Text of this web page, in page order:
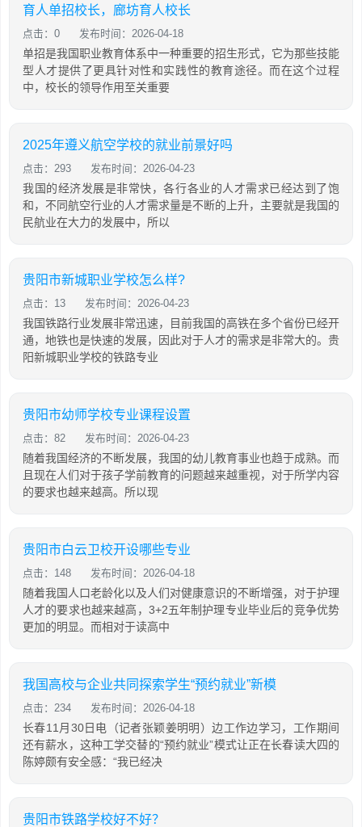
育人单招校长，廊坊育人校长
点击：0 发布时间：2026-04-18
单招是我国职业教育体系中一种重要的招生形式，它为那些技能
型人才提供了更具针对性和实践性的教育途径。而在这个过程
中，校长的领导作用至关重要
2025年遵义航空学校的就业前景好吗
点击：293 发布时间：2026-04-23
我国的经济发展是非常快，各行各业的人才需求已经达到了饱
和，不同航空行业的人才需求量是不断的上升，主要就是我国的
民航业在大力的发展中，所以
贵阳市新城职业学校怎么样?
点击：13 发布时间：2026-04-23
我国铁路行业发展非常迅速，目前我国的高铁在多个省份已经开
通，地铁也是快速的发展，因此对于人才的需求是非常大的。贵
阳新城职业学校的铁路专业
贵阳市幼师学校专业课程设置
点击：82 发布时间：2026-04-23
随着我国经济的不断发展，我国的幼儿教育事业也趋于成熟。而
且现在人们对于孩子学前教育的问题越来越重视，对于所学内容
的要求也越来越高。所以现
贵阳市白云卫校开设哪些专业
点击：148 发布时间：2026-04-18
随着我国人口老龄化以及人们对健康意识的不断增强，对于护理
人才的要求也越来越高，3+2五年制护理专业毕业后的竞争优势
更加的明显。而相对于读高中
我国高校与企业共同探索学生“预约就业”新模
点击：234 发布时间：2026-04-18
长春11月30日电（记者张颖姜明明）边工作边学习，工作期间
还有薪水，这种工学交替的“预约就业”模式让正在长春读大四的
陈婷颇有安全感：“我已经决
贵阳市铁路学校好不好？